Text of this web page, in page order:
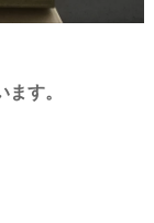
す。